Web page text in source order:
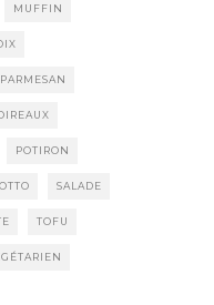
MUFFIN
PARMESAN
POTIRON
SALADE
TOFU